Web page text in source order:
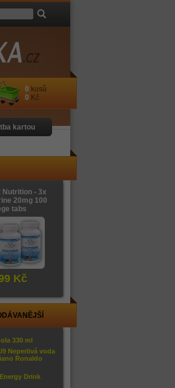
Nutrition - 3x
20mg 100
tabs
Kč
330 ml
Neperlivá voda
Ronaldo
Drink
kartou
0 kusů
0 Kč